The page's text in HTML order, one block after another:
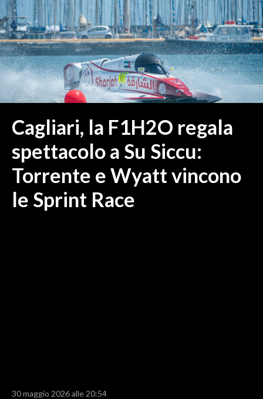
MEDIO CAMPIDANO
ORISTANO E PROVINCIA
SASSARI E PROVINCIA
GALLURA
NUORO E PROVINCIA
OGLIASTRA
CRONACA
ITALIA
MONDO
POLITICA
CALCIO
Cagliari, la F1H2O regala
spettacolo a Su Siccu:
Torrente e Wyatt vincono
le Sprint Race
30 maggio 2026 alle 20:54